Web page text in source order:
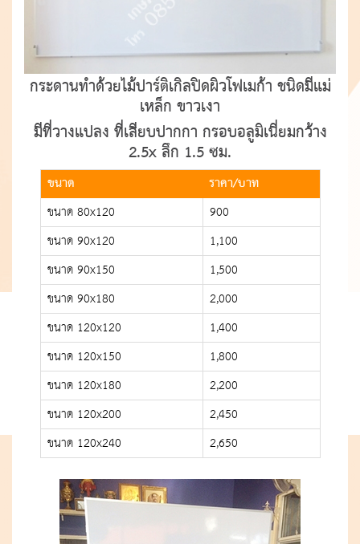
กระดานทำด้วยไม้ปาร์ติเกิลปิดผิวโฟเมก้า ชนิดมีแม่
เหล็ก ขาวเงา
มีที่วางแปลง ที่เสียบปากกา กรอบอลูมิเนี่ยมกว้าง
2.5x ลึก 1.5 ซม.
ขนาด ราคา/บาท
ขนาด 80x120
900
ขนาด 90x120
1,100
ขนาด 90x150
1,500
ขนาด 90x180
2,000
ขนาด 120x120
1,400
ขนาด 120x150
1,800
ขนาด 120x180
2,200
ขนาด 120x200
2,450
ขนาด 120x240
2,650